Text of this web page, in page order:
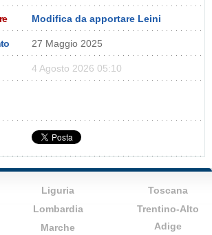
Modifica da apportare Leini
27 Maggio 2025
4 Agosto 2026 05:10
Liguria
Lombardia
Marche
Toscana
Trentino-Alto
Adige